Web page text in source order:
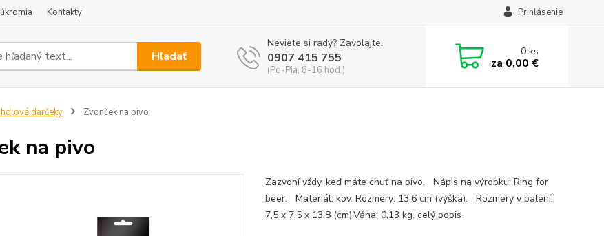
Kontakty Prihlásenie
Hľadať
Neviete si rady? Zavolajte.
0907 415 755
(Po-Pia, 8-16 hod.)
0ks
za 0,00 €
darčeky Zvonček na pivo
na pivo
Zazvoní vždy, keď máte chuť na pivo. Nápis na výrobku: Ring for
beer. Materiál: kov. Rozmery: 13,6 cm (výška). Rozmery v balení:
7,5 x 7,5 x 13,8 (cm).Váha: 0,13 kg. celý popis